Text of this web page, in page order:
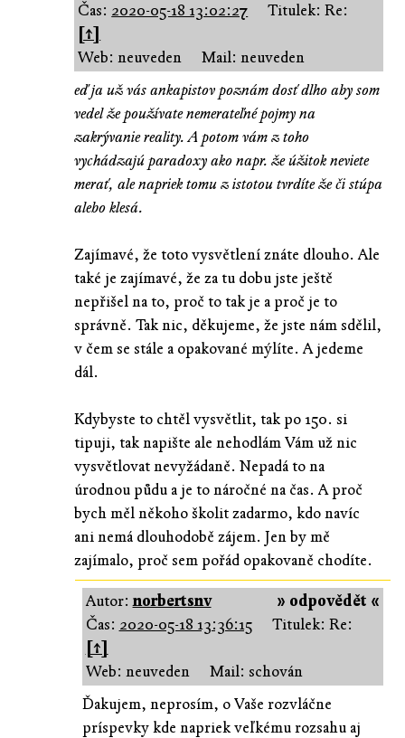
Čas: 2020-05-18 13:02:27
Titulek: Re:
[↑]
Web: neuveden
Mail: neuveden
eď ja už vás ankapistov poznám dosť dlho aby som
vedel že používate nemerateľné pojmy na
zakrývanie reality. A potom vám z toho
vychádzajú paradoxy ako napr. že úžitok neviete
merať, ale napriek tomu z istotou tvrdíte že či stúpa
alebo klesá.
Zajímavé, že toto vysvětlení znáte dlouho. Ale
také je zajímavé, že za tu dobu jste ještě
nepřišel na to, proč to tak je a proč je to
správně. Tak nic, děkujeme, že jste nám sdělil,
v čem se stále a opakované mýlíte. A jedeme
dál.
Kdybyste to chtěl vysvětlit, tak po 150. si
tipuji, tak napište ale nehodlám Vám už nic
vysvětlovat nevyžádaně. Nepadá to na
úrodnou půdu a je to náročné na čas. A proč
bych měl někoho školit zadarmo, kdo navíc
ani nemá dlouhodobě zájem. Jen by mě
zajímalo, proč sem pořád opakovaně chodíte.
» odpovědět «
Autor:norbertsnv
Čas: 2020-05-18 13:36:15
Titulek: Re:
[↑]
Web: neuveden
Mail: schován
Ďakujem, neprosím, o Vaše rozvláčne
príspevky kde napriek veľkému rozsahu aj